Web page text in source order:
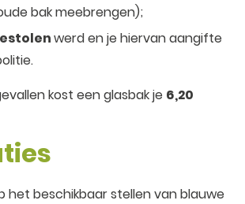
bak meebrengen);
werd en je hiervan aangifte
kost een glasbak je 6,20
het beschikbaar stellen van blauwe